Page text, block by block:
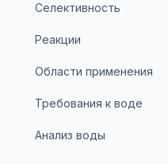
Селективность
Реакции
Области применения
Требования к воде
Анализ воды